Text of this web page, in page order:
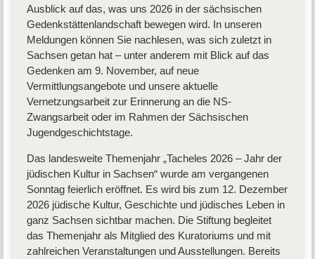
Ausblick auf das, was uns 2026 in der sächsischen
Gedenkstättenlandschaft bewegen wird. In unseren
Meldungen können Sie nachlesen, was sich zuletzt in
Sachsen getan hat – unter anderem mit Blick auf das
Gedenken am 9. November, auf neue
Vermittlungsangebote und unsere aktuelle
Vernetzungsarbeit zur Erinnerung an die NS-
Zwangsarbeit oder im Rahmen der Sächsischen
Jugendgeschichtstage.
Das landesweite Themenjahr „Tacheles 2026 – Jahr der
jüdischen Kultur in Sachsen“ wurde am vergangenen
Sonntag feierlich eröffnet. Es wird bis zum 12. Dezember
2026 jüdische Kultur, Geschichte und jüdisches Leben in
ganz Sachsen sichtbar machen. Die Stiftung begleitet
das Themenjahr als Mitglied des Kuratoriums und mit
zahlreichen Veranstaltungen und Ausstellungen. Bereits